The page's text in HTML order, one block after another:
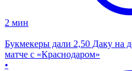
2 мин
Букмекеры дали 2,50 Даку на
матче с «Краснодаром»
•